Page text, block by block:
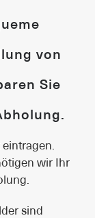
von
Sie
eintragen.
wir Ihr
sind